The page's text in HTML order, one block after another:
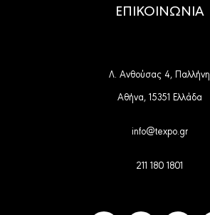
ΕΠΙΚΟΙΝΩΝΙΑ
Λ. Ανθούσας 4, Παλλήνη
Αθήνα, 15351 Ελλάδα
info@texpo.gr
211 180 1801